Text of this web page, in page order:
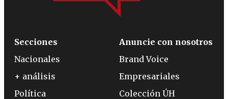
Secciones
Nacionales
+ análisis
Política
Anuncie con nosotros
Brand Voice
Empresariales
Colección ÚH